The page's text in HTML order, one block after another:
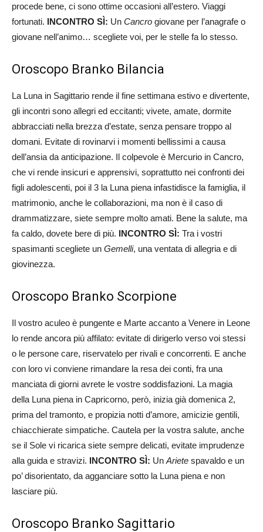
procede bene, ci sono ottime occasioni all’estero. Viaggi
fortunati. INCONTRO SÌ: Un Cancro giovane per l’anagrafe o
giovane nell’animo… scegliete voi, per le stelle fa lo stesso.
Oroscopo Branko Bilancia
La Luna in Sagittario rende il fine settimana estivo e divertente,
gli incontri sono allegri ed eccitanti; vivete, amate, dormite
abbracciati nella brezza d’estate, senza pensare troppo al
domani. Evitate di rovinarvi i momenti bellissimi a causa
dell’ansia da anticipazione. Il colpevole è Mercurio in Cancro,
che vi rende insicuri e apprensivi, soprattutto nei confronti dei
figli adolescenti, poi il 3 la Luna piena infastidisce la famiglia, il
matrimonio, anche le collaborazioni, ma non è il caso di
drammatizzare, siete sempre molto amati. Bene la salute, ma
fa caldo, dovete bere di più. INCONTRO SÌ: Tra i vostri
spasimanti scegliete un Gemelli, una ventata di allegria e di
giovinezza.
Oroscopo Branko Scorpione
Il vostro aculeo è pungente e Marte accanto a Venere in Leone
lo rende ancora più affilato: evitate di dirigerlo verso voi stessi
o le persone care, riservatelo per rivali e concorrenti. E anche
con loro vi conviene rimandare la resa dei conti, fra una
manciata di giorni avrete le vostre soddisfazioni. La magia
della Luna piena in Capricorno, però, inizia già domenica 2,
prima del tramonto, e propizia notti d’amore, amicizie gentili,
chiacchierate simpatiche. Cautela per la vostra salute, anche
se il Sole vi ricarica siete sempre delicati, evitate imprudenze
alla guida e stravizi. INCONTRO SÌ: Un Ariete spavaldo e un
po’ disorientato, da agganciare sotto la Luna piena e non
lasciare più.
Oroscopo Branko Sagittario